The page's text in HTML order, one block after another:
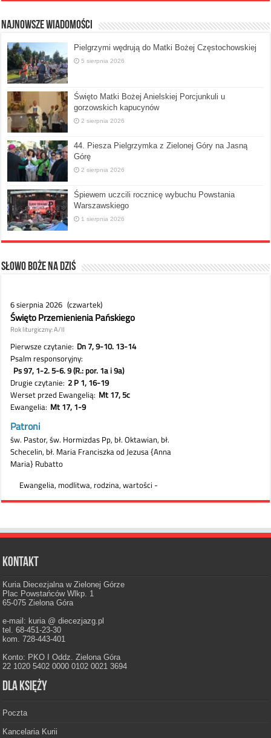
Najnowsze Wiadomości
Pielgrzymi wędrują do Matki Bożej Częstochowskiej
5 sierpnia 2026
Święto Matki Bożej Anielskiej Porcjunkuli u
gorzowskich kapucynów
2 sierpnia 2026
44. Piesza Pielgrzymka z Zielonej Góry na Jasną
Górę
2 sierpnia 2026
Śpiewem uczcili rocznicę wybuchu Powstania
Warszawskiego
1 sierpnia 2026
Słowo Boże na dziś
Kontakt
Kuria Diecezjalna w Zielonej Górze
Plac Powstańców Wlkp. 1
65-075 Zielona Góra
e-mail: kuria @ diecezjazg.pl
tel. 68-451-23-30
kom. 728-443-401
Konto: PKO I Oddz. Zielona Góra
22 1020 5402 0000 0102 0021 3694
Dla księży
Poczta
Kancelaria Kurii